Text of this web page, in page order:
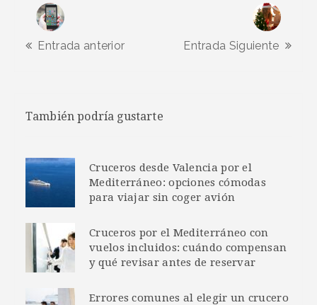
Entrada anterior Entrada Siguiente
También podría gustarte
Cruceros desde Valencia por el
Mediterráneo: opciones cómodas
para viajar sin coger avión
Cruceros por el Mediterráneo con
vuelos incluidos: cuándo compensan
y qué revisar antes de reservar
Errores comunes al elegir un crucero